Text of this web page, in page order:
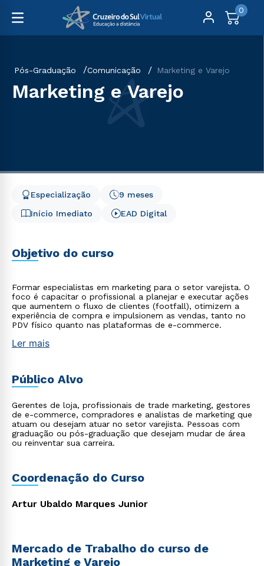
0
Pós-Graduação Comunicação Marketing e Varejo
Marketing e Varejo
Início Imediato
9 meses
Especialização
EAD Digital
Objetivo do curso
Formar especialistas em marketing para o setor varejista. O
foco é capacitar o profissional a planejar e executar ações
que aumentem o fluxo de clientes (footfall), otimizem a
experiência de compra e impulsionem as vendas, tanto no
PDV físico quanto nas plataformas de e-commerce.
Ler mais
Público Alvo
Gerentes de loja, profissionais de trade marketing, gestores
de e-commerce, compradores e analistas de marketing que
atuam ou desejam atuar no setor varejista. Pessoas com
graduação ou pós-graduação que desejam mudar de área
ou reinventar sua carreira.
Coordenação do Curso
Artur Ubaldo Marques Junior
Mercado de Trabalho do curso de
Marketing e Varejo